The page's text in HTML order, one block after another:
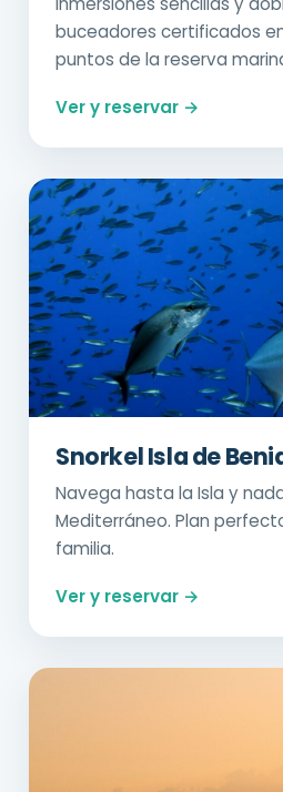
buceadores certificados
puntos de la reserva
Ver y reservar →
Snorkel Isla de
Navega hasta la Isla y
Mediterráneo. Plan
familia.
Ver y reservar →